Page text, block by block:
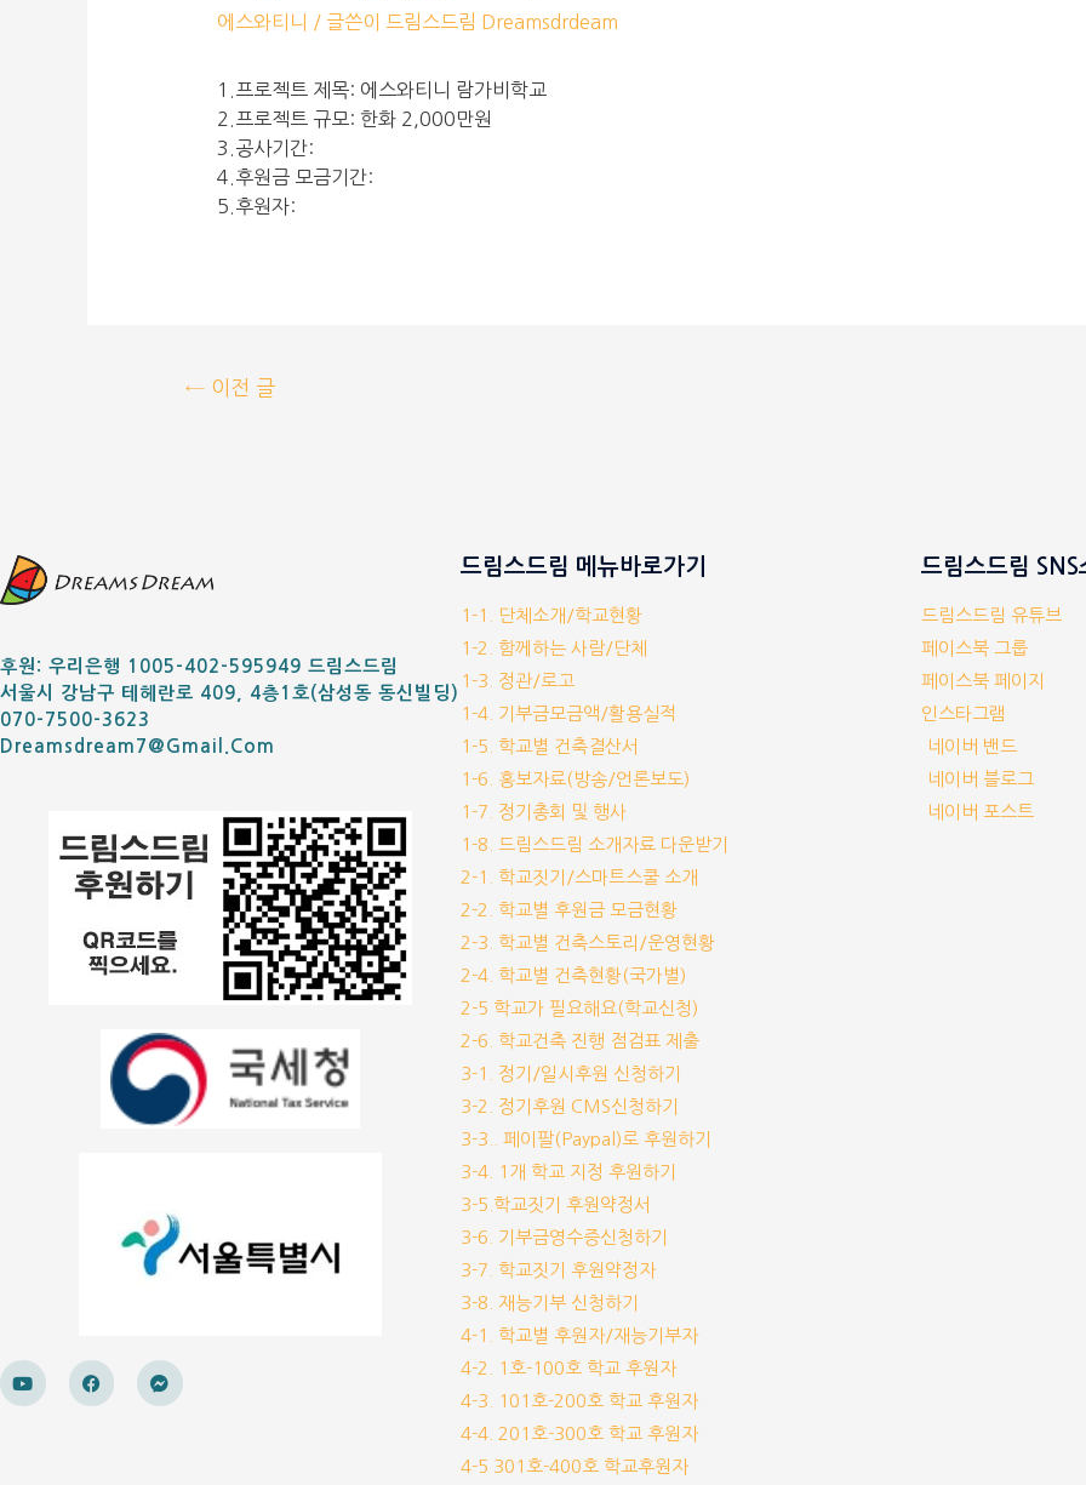
에스와티니 / 글쓴이 드림스드림 Dreamsdrdeam
1.프로젝트 제목: 에스와티니 람가비학교
2.프로젝트 규모: 한화 2,000만원
3.공사기간:
4.후원금 모금기간:
5.후원자:
←이전 글
후원: 우리은행 1005-402-595949 드림스드림
서울시 강남구 테헤란로 409, 4층1호(삼성동 동신빌딩)
070-7500-3623
Dreamsdream7@gmail.com
드림스드림 메뉴바로가기
1-1. 단체소개/학교현황
1-2. 함께하는 사람/단체
1-3. 정관/로고
1-4. 기부금모금액/활용실적
1-5. 학교별 건축결산서
1-6. 홍보자료(방송/언론보도)
1-7. 정기총회 및 행사
1-8. 드림스드림 소개자료 다운받기
2-1. 학교짓기/스마트스쿨 소개
2-2. 학교별 후원금 모금현황
2-3. 학교별 건축스토리/운영현황
2-4. 학교별 건축현황(국가별)
2-5 학교가 필요해요(학교신청)
2-6. 학교건축 진행 점검표 제출
3-1. 정기/일시후원 신청하기
3-2. 정기후원 CMS신청하기
3-3.. 페이팔(Paypal)로 후원하기
3-4. 1개 학교 지정 후원하기
3-5.학교짓기 후원약정서
3-6. 기부금영수증신청하기
3-7. 학교짓기 후원약정자
3-8. 재능기부 신청하기
4-1. 학교별 후원자/재능기부자
4-2. 1호-100호 학교 후원자
4-3. 101호-200호 학교 후원자
4-4. 201호-300호 학교 후원자
4-5 301호-400호 학교후원자
드림스드림 SNS
드림스드림 유튜브
페이스북 그룹
페이스북 페이지
인스타그램
네이버 밴드
네이버 블로그
네이버 포스트